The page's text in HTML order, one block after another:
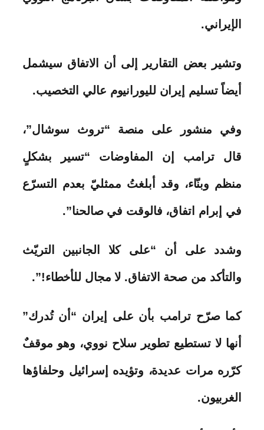
الإيراني.
وتشير بعض التقارير إلى أن الاتفاق سيشمل
أيضاً تسليم إيران لليورانيوم عالي التخصيب.
وفي منشور على منصة “تروث سوشال”،
قال ترامب إن المفاوضات “تسير بشكلٍ
منظم وبنّاء، وقد أبلغتُ ممثليّ بعدم التسرّع
في إبرام اتفاق، فالوقت في صالحنا”.
وشدد على أن “على كلا الجانبين التريّث
والتأكد من صحة الاتفاق. لا مجال للأخطاء!”.
كما صرّح ترامب بأن على إيران “أن تُدرك”
أنها لا تستطيع تطوير سلاح نووي، وهو موقفٌ
كرّره مرات عديدة، وتؤيده إسرائيل وحلفاؤها
الغربيون.